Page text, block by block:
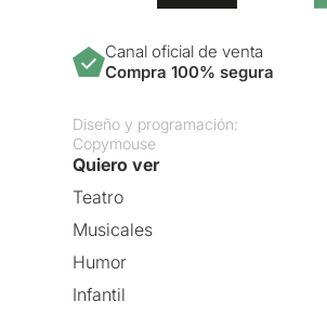
Canal oficial de venta
Compra 100% segura
Diseño y programación:
Copymouse
Quiero ver
Teatro
Musicales
Humor
Infantil